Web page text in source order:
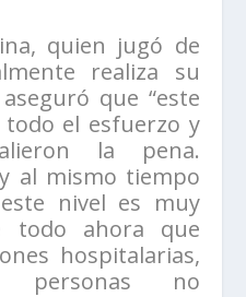
quien jugó de
realiza su
que “este
el esfuerzo y
la pena.
al mismo tiempo
nivel es muy
todo ahora que
hospitalarias,
personas no